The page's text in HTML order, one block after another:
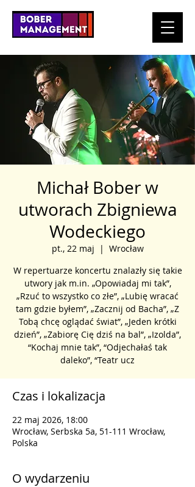
Michał Bober w
utworach Zbigniewa
Wodeckiego
pt., 22 maj
  |
Wrocław
W repertuarze koncertu znalazły się takie
utwory jak m.in. „Opowiadaj mi tak”,
„Rzuć to wszystko co złe”, „Lubię wracać
tam gdzie byłem”, „Zacznij od Bacha”, „Z
Tobą chcę oglądać świat”, „Jeden krótki
dzień”, „Zabiorę Cię dziś na bal”, „Izolda”,
“Kochaj mnie tak”, “Odjechałaś tak
daleko”, “Teatr ucz
Czas i lokalizacja
22 maj 2026, 18:00
Wrocław, Serbska 5a, 51-111 Wrocław,
Polska
O wydarzeniu